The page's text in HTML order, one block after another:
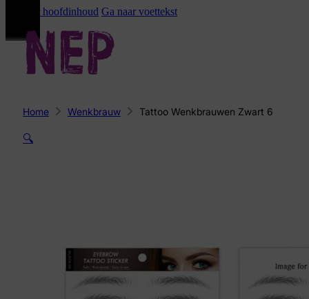
Ga naar hoofdinhoud Ga naar voettekst
Home Wenkbrauw Tattoo Wenkbrauwen Zwart 6
🔍